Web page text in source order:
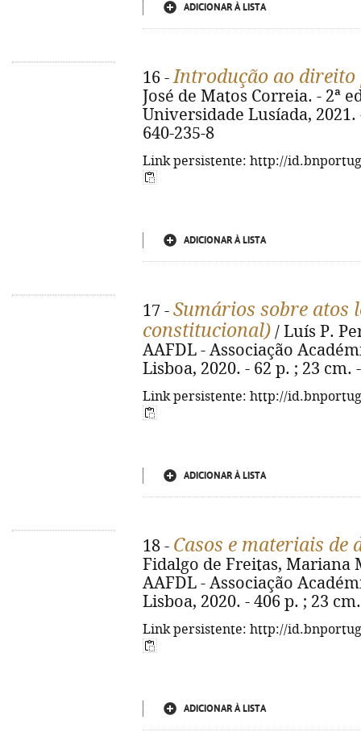
ADICIONAR À LISTA
16 -Introdução ao
José de Matos Correia. - 2ª
Universidade Lusíada, 2021.
640-235-8
Link persistente: http://
ADICIONAR À LISTA
17 - Sumários sobre atos
constitucional) / Luís P.
AAFDL - Associação
Lisboa, 2020. - 62 p. ; 23 cm.
Link persistente: http://
ADICIONAR À LISTA
18 - Casos e materiais
Fidalgo de Freitas, Mariana
AAFDL - Associação
Lisboa, 2020. - 406 p. ; 23
Link persistente: http://
ADICIONAR À LISTA